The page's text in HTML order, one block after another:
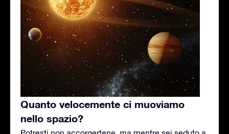
Quanto velocemente ci muoviamo
nello spazio?